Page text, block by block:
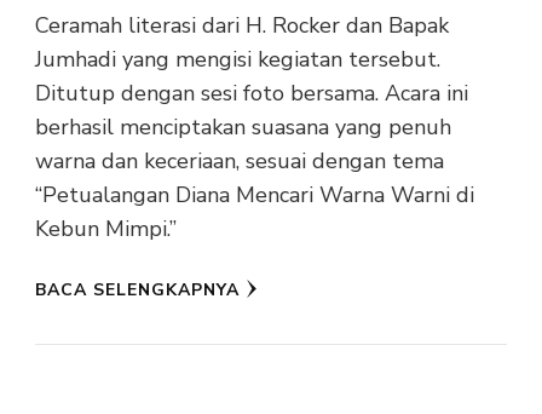
Ceramah literasi dari H. Rocker dan Bapak
Jumhadi yang mengisi kegiatan tersebut.
Ditutup dengan sesi foto bersama. Acara ini
berhasil menciptakan suasana yang penuh
warna dan keceriaan, sesuai dengan tema
“Petualangan Diana Mencari Warna Warni di
Kebun Mimpi.”
BACA SELENGKAPNYA